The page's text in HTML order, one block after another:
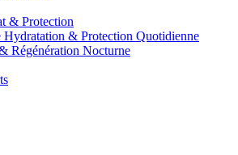
& Protection
Hydratation & Protection Quotidienne
Régénération Nocturne